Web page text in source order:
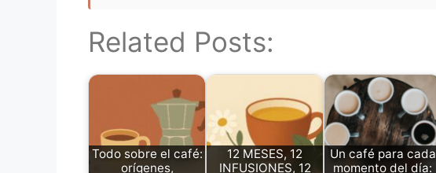
Related Posts:
Todo sobre el café:
orígenes,
12 MESES, 12
INFUSIONES, 12
Un café para cada
momento del día: